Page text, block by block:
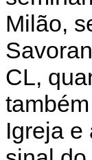
Milão,
CL,
Igreja e